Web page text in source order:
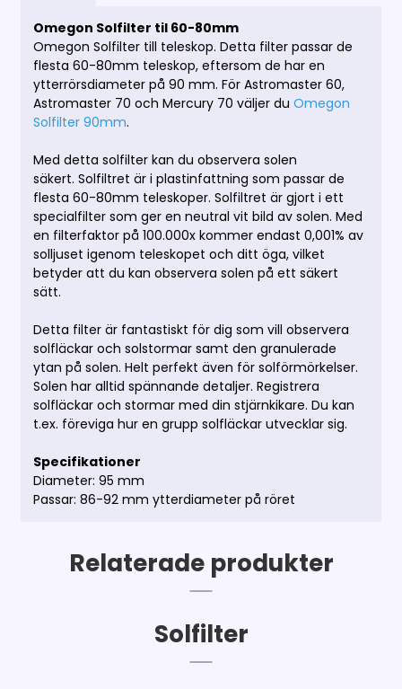
Omegon Solfilter til 60-80mm
Omegon Solfilter till teleskop. Detta filter passar de
flesta 60-80mm teleskop, eftersom de har en
ytterrörsdiameter på 90 mm.För Astromaster 60,
Astromaster 70 och Mercury 70 väljer duOmegon
Solfilter 90mm.
Med detta solfilter kan du observera solen
säkert.Solfiltret är i plastinfattning som passar de
flesta 60-80mm teleskoper. Solfiltret är gjort i ett
specialfilter som ger en neutral vit bild av solen. Med
en filterfaktor på 100.000x kommer endast 0,001% av
solljuset igenom teleskopet och ditt öga, vilket
betyder att du kan observera solen på ett säkert
sätt.
Detta filter är fantastiskt för dig som vill observera
solfläckar och solstormar samt den granulerade
ytan på solen. Helt perfekt även för solförmörkelser.
Solen har alltid spännande detaljer. Registrera
solfläckar och stormar med din stjärnkikare. Du kan
t.ex. föreviga hur en grupp solfläckar utvecklar sig.
Specifikationer
Diameter: 95 mm
Passar: 86-92 mm ytterdiameter på röret
Relaterade produkter
Solfilter